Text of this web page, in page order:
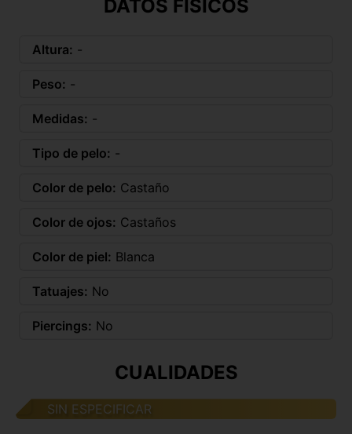
DATOS FÍSICOS
Altura: -
Peso: -
Medidas: -
Tipo de pelo: -
Color de pelo: Castaño
Color de ojos: Castaños
Color de piel: Blanca
Tatuajes: No
Piercings: No
CUALIDADES
SIN ESPECIFICAR